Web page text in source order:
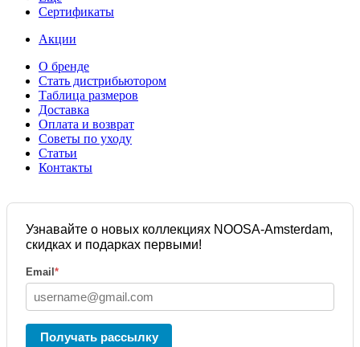
Сертификаты
Акции
О бренде
Стать дистрибьютором
Таблица размеров
Доставка
Оплата и возврат
Советы по уходу
Статьи
Контакты
Узнавайте о новых коллекциях NOOSA-Amsterdam,
скидках и подарках первыми!
Email *
Получать рассылку